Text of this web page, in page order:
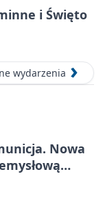
i Święto
wydarzenia
Nowa